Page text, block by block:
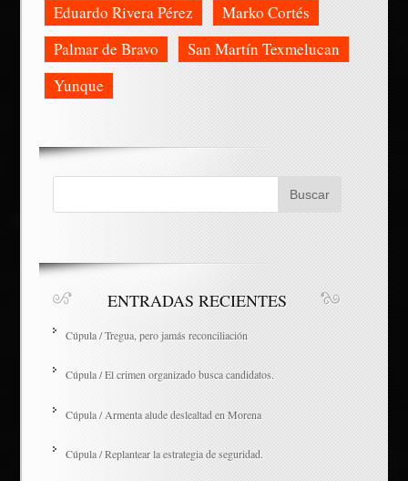
Eduardo Rivera Pérez
Marko Cortés
Palmar de Bravo
San Martín Texmelucan
Yunque
ENTRADAS RECIENTES
Cúpula / Tregua, pero jamás reconciliación
Cúpula / El crimen organizado busca candidatos.
Cúpula / Armenta alude deslealtad en Morena
Cúpula / Replantear la estrategia de seguridad.